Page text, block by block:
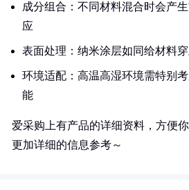
成分组合：不同材料混合时会产
应
表面处理：纳米涂层如同给材料
环境适配：高温高湿环境需特别
能
爱采购上有产品的详细资料，方便
更加详细的信息参考～